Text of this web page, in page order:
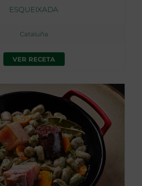
ESQUEIXADA
Cataluña
VER RECETA